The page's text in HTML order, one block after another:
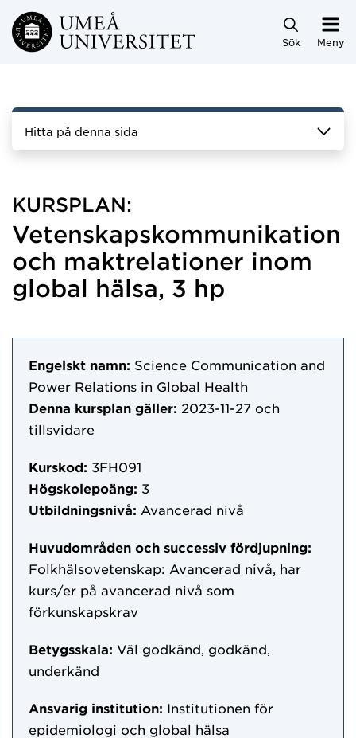
Hoppa direkt till innehållet
Sök Meny
Hitta på denna sida
KURSPLAN:
Vetenskapskommunikation
och maktrelationer inom
global hälsa, 3 hp
Engelskt namn: Science Communication and
Power Relations in Global Health
Denna kursplan gäller: 2023-11-27 och
tillsvidare
Kurskod: 3FH091
Högskolepoäng: 3
Utbildningsnivå: Avancerad nivå
Huvudområden och successiv fördjupning:
Folkhälsovetenskap: Avancerad nivå, har
kurs/er på avancerad nivå som
förkunskapskrav
Betygsskala: Väl godkänd, godkänd,
underkänd
Ansvarig institution: Institutionen för
epidemiologi och global hälsa